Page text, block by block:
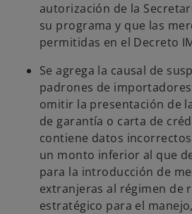
autorización de la
su programa y que las
permitidas en el Decreto
Se agrega la causal de
padrones de
omitir la presentación de
de garantía o carta de
contiene datos
un monto inferior al que
para la introducción de
extranjeras al régimen de
estratégico para el